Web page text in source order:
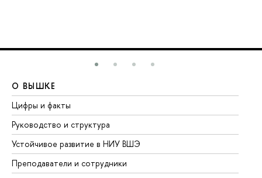
О ВЫШКЕ
Цифры и факты
Руководство и структура
Устойчивое развитие в НИУ ВШЭ
Преподаватели и сотрудники